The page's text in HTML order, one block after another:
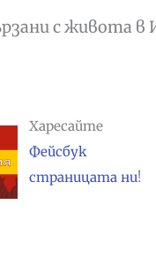
с живота в
Харесайте
Фейсбук
страницата ни!